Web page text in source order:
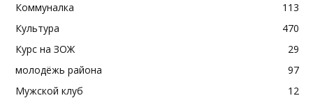
Коммуналка
113
Культура
470
Курс на ЗОЖ
29
молодёжь района
97
Мужской клуб
12